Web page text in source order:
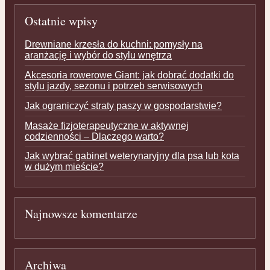
Ostatnie wpisy
Drewniane krzesła do kuchni: pomysły na
aranżację i wybór do stylu wnętrza
Akcesoria rowerowe Giant: jak dobrać dodatki do
stylu jazdy, sezonu i potrzeb serwisowych
Jak ograniczyć straty paszy w gospodarstwie?
Masaże fizjoterapeutyczne w aktywnej
codzienności – Dlaczego warto?
Jak wybrać gabinet weterynaryjny dla psa lub kota
w dużym mieście?
Najnowsze komentarze
Archiwa